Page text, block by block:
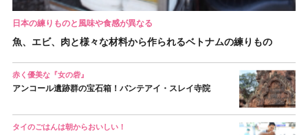
日本の練りものと風味や食感が異なる
魚、エビ、肉と様々な材料から作られるベトナムの練りもの
赤く優美な『女の砦』
アンコール遺跡群の宝石箱！バンテアイ・スレイ寺院
タイのごはんは朝からおいしい！